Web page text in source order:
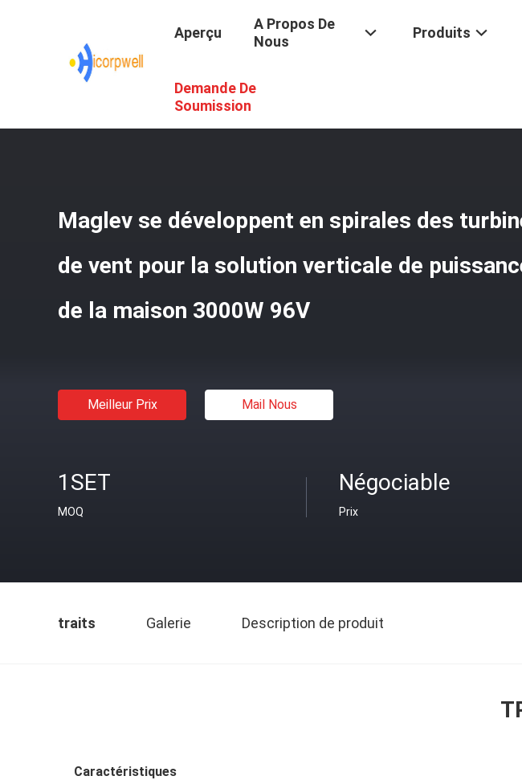
Aperçu
A Propos De
Nous
Produits
Demande De
Soumission
Solution À La Maison De Puissance
Maglev se développent en spirales des
de vent pour la solution verticale de
de la maison 3000W 96V
Meilleur Prix Mail Nous
1SET
MOQ
Négociable
Prix
traits Galerie Description de produit
Caractéristiques